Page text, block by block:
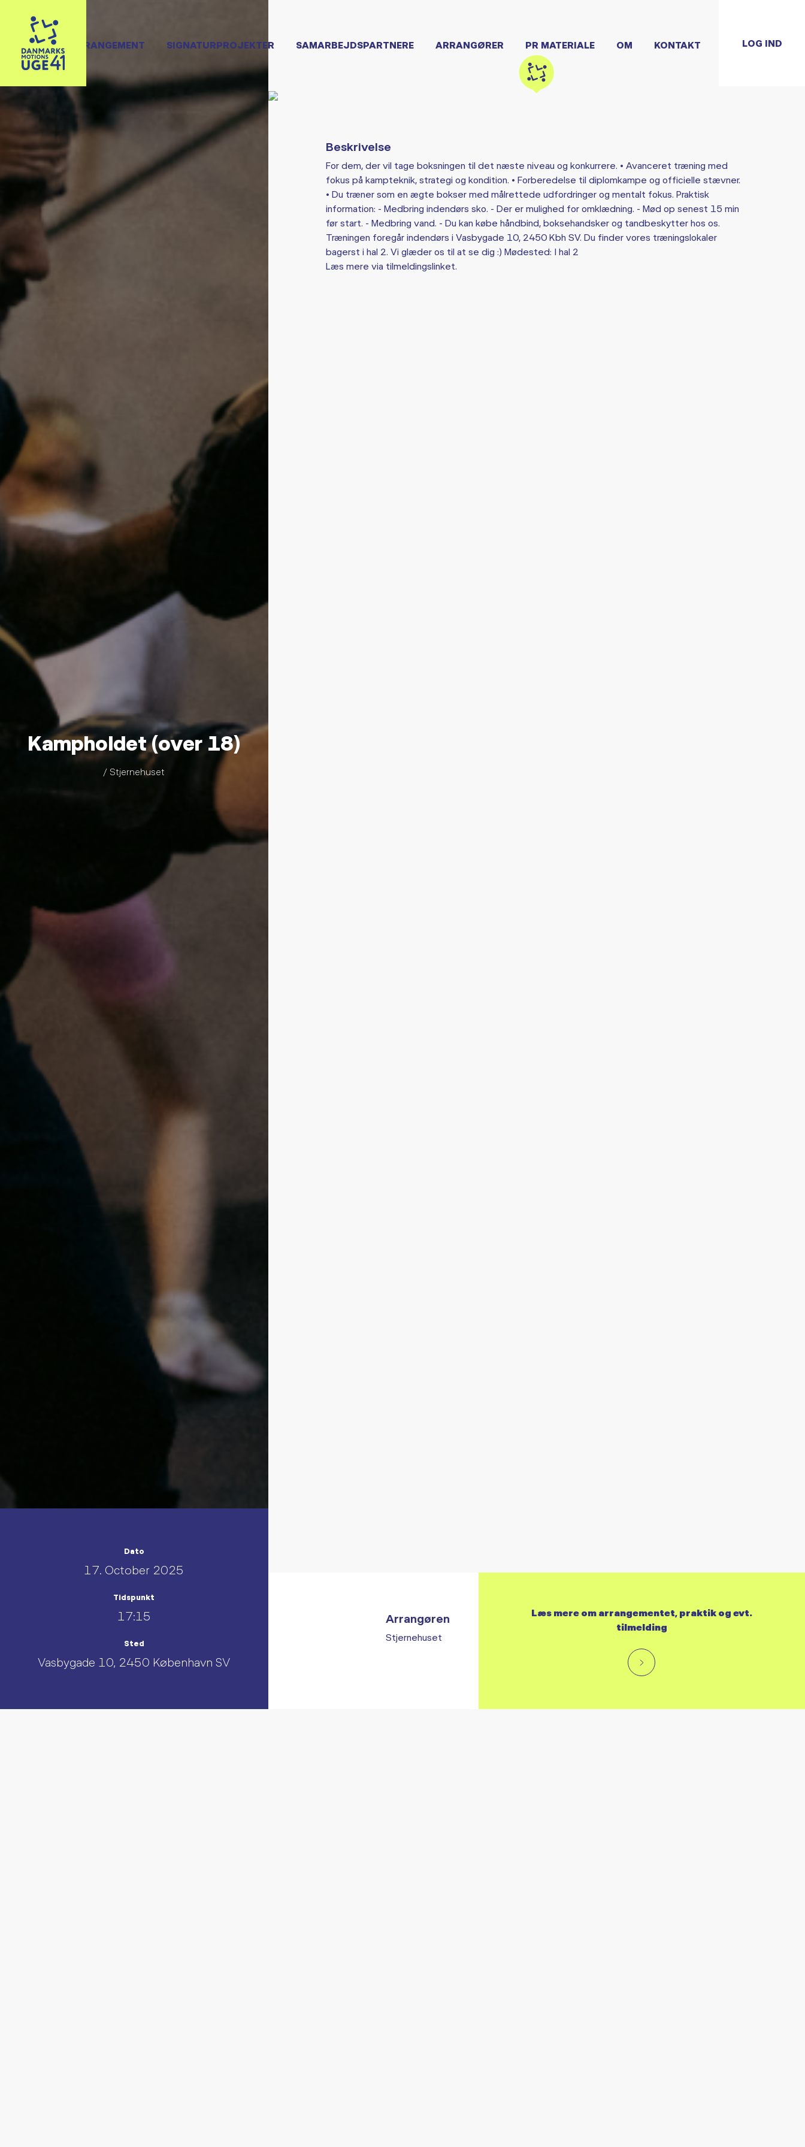
OPRET ARRANGEMENT SIGNATURPROJEKTER SAMARBEJDSPARTNERE ARRANGØRER PR MATERIALE OM KONTAKT LOG IND
Kampholdet (over 18)
/ Stjernehuset
Dato
17. October 2025
Tidspunkt
17:15
Sted
Vasbygade 10, 2450 København SV
Beskrivelse
For dem, der vil tage boksningen til det næste niveau og konkurrere. • Avanceret træning med
fokus på kampteknik, strategi og kondition. • Forberedelse til diplomkampe og officielle stævner.
• Du træner som en ægte bokser med målrettede udfordringer og mentalt fokus. Praktisk
information: - Medbring indendørs sko. - Der er mulighed for omklædning. - Mød op senest 15 min
før start. - Medbring vand. - Du kan købe håndbind, boksehandsker og tandbeskytter hos os.
Træningen foregår indendørs i Vasbygade 10, 2450 Kbh SV. Du finder vores træningslokaler
bagerst i hal 2. Vi glæder os til at se dig :) Mødested: I hal 2
Læs mere via tilmeldingslinket.
Arrangøren
Stjernehuset
Læs mere om arrangementet, praktik og evt.
tilmelding